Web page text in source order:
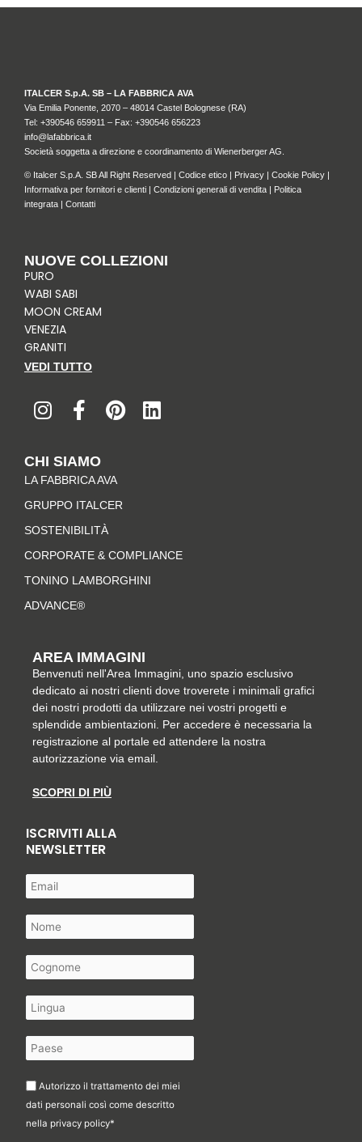
ITALCER S.p.A. SB – LA FABBRICA AVA
Via Emilia Ponente, 2070 – 48014 Castel Bolognese (RA)
Tel: +390546 659911 – Fax: +390546 656223
info@lafabbrica.it
Società soggetta a direzione e coordinamento di Wienerberger AG.
© Italcer S.p.A. SB All Right Reserved | Codice etico | Privacy | Cookie Policy |
Informativa per fornitori e clienti | Condizioni generali di vendita | Politica
integrata | Contatti
NUOVE COLLEZIONI
PURO
WABI SABI
MOON CREAM
VENEZIA
GRANITI
VEDI TUTTO
n
s
a
g
r
a
m
a
c
b
o
o
k
-
f
i
n
r
e
t
i
n
CHI SIAMO
LA FABBRICA AVA
GRUPPO ITALCER
SOSTENIBILITÀ
CORPORATE & COMPLIANCE
TONINO LAMBORGHINI
ADVANCE®
AREA IMMAGINI
Benvenuti nell'Area Immagini, uno spazio esclusivo
dedicato ai nostri clienti dove troverete i minimali grafici
dei nostri prodotti da utilizzare nei vostri progetti e
splendide ambientazioni. Per accedere è necessaria la
registrazione al portale ed attendere la nostra
autorizzazione via email.
SCOPRI DI PIÙ
ISCRIVITI ALLA
NEWSLETTER
Autorizzo il trattamento dei miei
dati personali così come descritto
nella privacy policy*